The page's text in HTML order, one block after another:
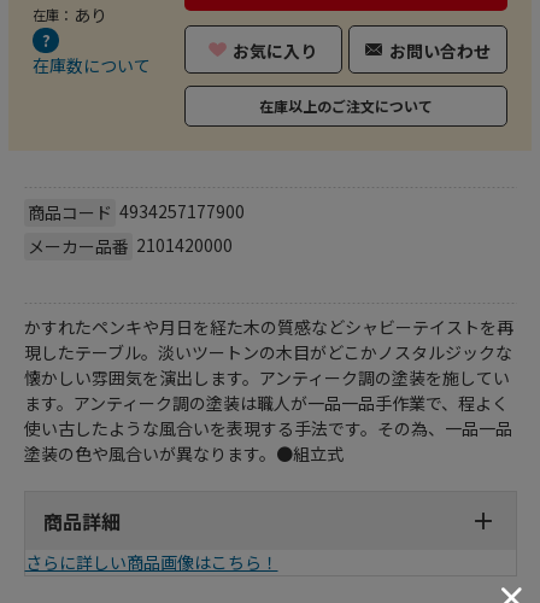
在庫： あり
在庫数について
お気に入り お問い合わせ
在庫以上のご注文について
商品コード 4934257177900
メーカー品番 2101420000
かすれたペンキや月日を経た木の質感などシャビーテイストを再
現したテーブル。淡いツートンの木目がどこかノスタルジックな
懐かしい雰囲気を演出します。アンティーク調の塗装を施してい
ます。アンティーク調の塗装は職人が一品一品手作業で、程よく
使い古したような風合いを表現する手法です。その為、一品一品
塗装の色や風合いが異なります。●組立式
商品詳細
さらに詳しい商品画像はこちら！